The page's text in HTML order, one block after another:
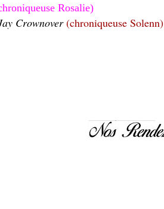
Rosalie)
Crownover (chroniqueuse Solenn)